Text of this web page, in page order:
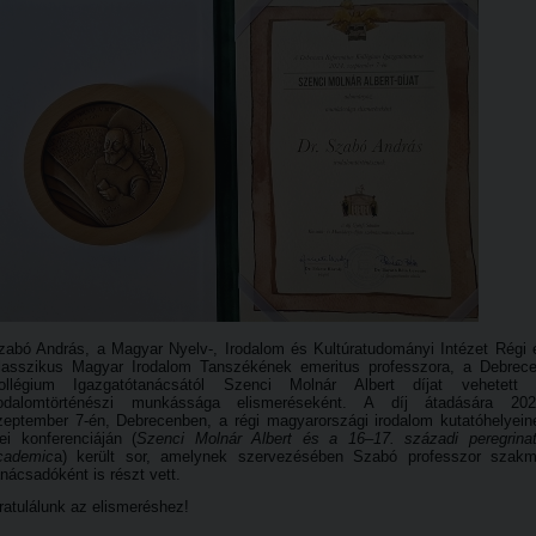
András, a Magyar Nyelv-, Irodalom és Kultúratudományi Intézet Régi
Magyar Irodalom Tanszékének emeritus professzora, a
Igazgatótanácsától Szenci Molnár Albert díjat vehetett
munkássága elismeréseként. A díj átadására
7-én, Debrecenben, a régi magyarországi irodalom
konferenciáján (Szenci Molnár Albert és a 16–17. századi
a) került sor, amelynek szervezésében Szabó professzor
is részt vett.
az elismeréshez!